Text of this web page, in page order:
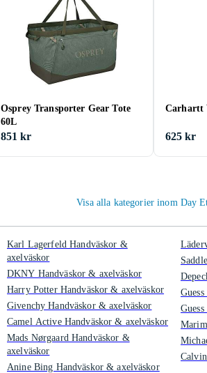
Osprey Transporter Gear Tote
60L
851 kr
Carhartt
625 kr
Visa alla kategorier inom Day
Karl Lagerfeld Handväskor &
axelväskor
DKNY Handväskor & axelväskor
Harry Potter Handväskor & axelväskor
Givenchy Handväskor & axelväskor
Camel Active Handväskor & axelväskor
Mads Nørgaard Handväskor &
axelväskor
Anine Bing Handväskor & axelväskor